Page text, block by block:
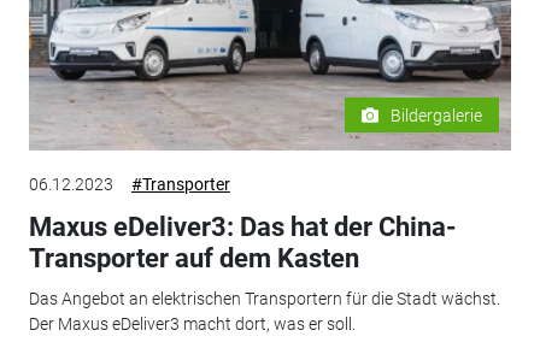
Bildergalerie
06.12.2023 #Transporter
Maxus eDeliver3: Das hat der China-
Transporter auf dem Kasten
Das Angebot an elektrischen Transportern für die Stadt wächst.
Der Maxus eDeliver3 macht dort, was er soll.